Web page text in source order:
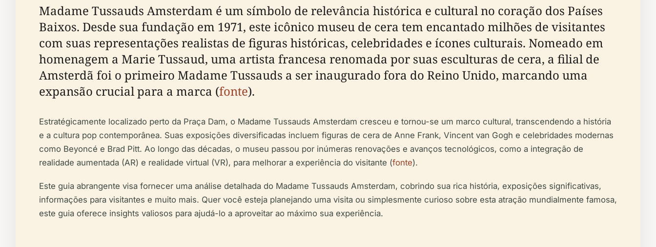
Madame Tussauds Amsterdam é um símbolo de relevância histórica e cultural no coração dos Países
Baixos. Desde sua fundação em 1971, este icônico museu de cera tem encantado milhões de visitantes
com suas representações realistas de figuras históricas, celebridades e ícones culturais. Nomeado em
homenagem a Marie Tussaud, uma artista francesa renomada por suas esculturas de cera, a filial de
Amsterdã foi o primeiro Madame Tussauds a ser inaugurado fora do Reino Unido, marcando uma
expansão crucial para a marca (fonte).
Estratégicamente localizado perto da Praça Dam, o Madame Tussauds Amsterdam cresceu e tornou-se um marco cultural, transcendendo a história
e a cultura pop contemporânea. Suas exposições diversificadas incluem figuras de cera de Anne Frank, Vincent van Gogh e celebridades modernas
como Beyoncé e Brad Pitt. Ao longo das décadas, o museu passou por inúmeras renovações e avanços tecnológicos, como a integração de
realidade aumentada (AR) e realidade virtual (VR), para melhorar a experiência do visitante (fonte).
Este guia abrangente visa fornecer uma análise detalhada do Madame Tussauds Amsterdam, cobrindo sua rica história, exposições significativas,
informações para visitantes e muito mais. Quer você esteja planejando uma visita ou simplesmente curioso sobre esta atração mundialmente famosa,
este guia oferece insights valiosos para ajudá-lo a aproveitar ao máximo sua experiência.